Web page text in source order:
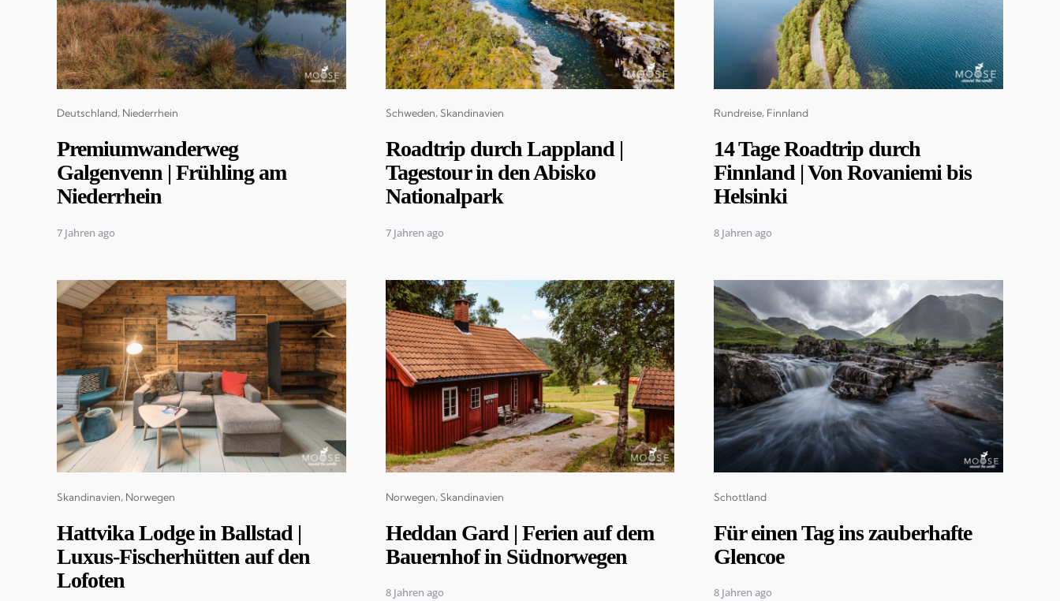
Categories
Deutschland Niederrhein
Premiumwanderweg
Galgenvenn | Frühling am
Niederrhein
7 Jahren ago
Categories
Schweden Skandinavien
Roadtrip durch Lappland |
Tagestour in den Abisko
Nationalpark
7 Jahren ago
Categories
Rundreise Finnland
14 Tage Roadtrip durch
Finnland | Von Rovaniemi bis
Helsinki
8 Jahren ago
Categories
Skandinavien Norwegen
Hattvika Lodge in Ballstad |
Luxus-Fischerhütten auf den
Lofoten
Categories
Norwegen Skandinavien
Heddan Gard | Ferien auf dem
Bauernhof in Südnorwegen
8 Jahren ago
Categories
Schottland
Für einen Tag ins zauberhafte
Glencoe
8 Jahren ago